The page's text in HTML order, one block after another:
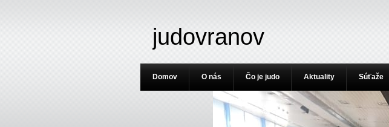
judovranov
Domov O nás Čo je judo Aktuality Súťaže